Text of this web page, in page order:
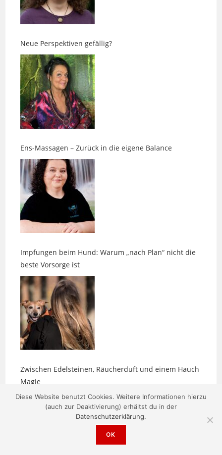
Neue Perspektiven gefällig?
Ens-Massagen – Zurück in die eigene Balance
Impfungen beim Hund: Warum „nach Plan“ nicht die
Zwischen Edelsteinen, Räucherduft und einem Hauch
Diese Website benutzt Cookies. Weitere Informationen hierzu
(auch zur Deaktivierung) erhältst du in der
Datenschutzerklärung.
OK